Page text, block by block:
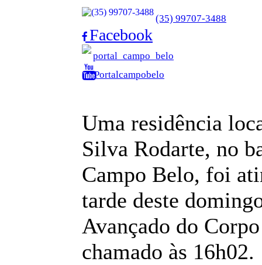
(35) 99707-3488
Facebook
portal_campo_belo
Portalcampobelo
Uma residência
Silva Rodarte, no
Campo Belo, foi
tarde deste
Avançado do
chamado às 16h02.